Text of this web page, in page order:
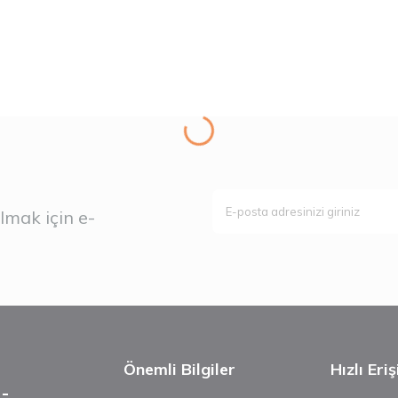
için e-
Önemli Bilgiler Hızlı